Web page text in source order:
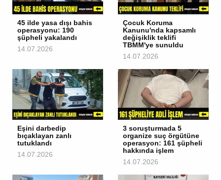
45 ilde yasa dışı bahis
operasyonu: 190
şüpheli yakalandı
14.07.2026
Çocuk Koruma
Kanunu'nda kapsamlı
değişiklik teklifi
TBMM'ye sunuldu
14.07.2026
Eşini darbedip
bıçaklayan zanlı
tutuklandı
14.07.2026
3 soruşturmada 5
organize suç örgütüne
operasyon: 161 şüpheli
hakkında işlem
14.07.2026